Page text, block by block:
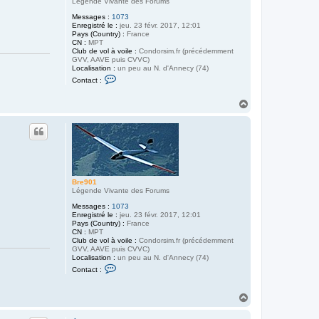
Messages : 1073
Enregistré le : jeu. 23 févr. 2017, 12:01
Pays (Country) : France
CN : MPT
Club de vol à voile : Condorsim.fr (précédemment
GVV, AAVE puis CVVC)
Localisation : un peu au N. d'Annecy (74)
Contact :
t
e
r
B
r
e
Bre901
Légende Vivante des Forums
Messages : 1073
Enregistré le : jeu. 23 févr. 2017, 12:01
Pays (Country) : France
CN : MPT
Club de vol à voile : Condorsim.fr (précédemment
GVV, AAVE puis CVVC)
Localisation : un peu au N. d'Annecy (74)
Contact :
c